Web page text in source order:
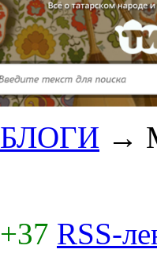
БЛОГИ →
+37 RSS-